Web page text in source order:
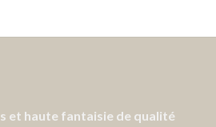
et haute fantaisie de qualité